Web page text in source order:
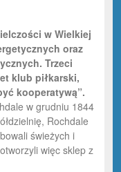
w Wielkiej
oraz
Trzeci
klub piłkarski,
kooperatywą”.
w grudniu 1844
Rochdale
świeżych i
więc sklep z